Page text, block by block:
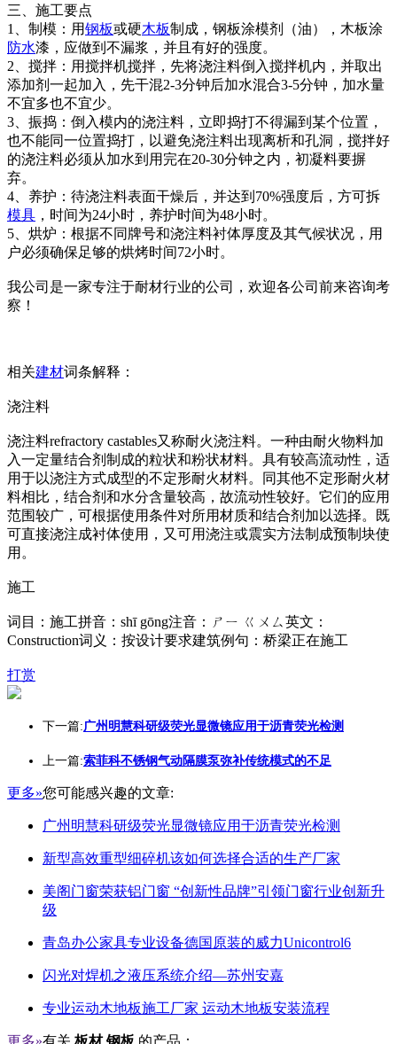
三、施工要点
1、制模：用钢板或硬木板制成，钢板涂模剂（油），木板涂
防水漆，应做到不漏浆，并且有好的强度。
2、搅拌：用搅拌机搅拌，先将浇注料倒入搅拌机内，并取出
添加剂一起加入，先干混2-3分钟后加水混合3-5分钟，加水量
不宜多也不宜少。
3、振捣：倒入模内的浇注料，立即捣打不得漏到某个位置，
也不能同一位置捣打，以避免浇注料出现离析和孔洞，搅拌好
的浇注料必须从加水到用完在20-30分钟之内，初凝料要摒
弃。
4、养护：待浇注料表面干燥后，并达到70%强度后，方可拆
模具 ，时间为24小时，养护时间为48小时。
5、烘炉：根据不同牌号和浇注料衬体厚度及其气候状况，用
户必须确保足够的烘烤时间72小时。
我公司是一家专注于耐材行业的公司，欢迎各公司前来咨询考
察！
相关建材词条解释：
浇注料
浇注料refractory castables又称耐火浇注料。一种由耐火物料加
入一定量结合剂制成的粒状和粉状材料。具有较高流动性，适
用于以浇注方式成型的不定形耐火材料。同其他不定形耐火材
料相比，结合剂和水分含量较高，故流动性较好。它们的应用
范围较广，可根据使用条件对所用材质和结合剂加以选择。既
可直接浇注成衬体使用，又可用浇注或震实方法制成预制块使
用。
施工
词目：施工拼音：shī gōng注音：ㄕㄧ ㄍㄨㄙ英文：
Construction词义：按设计要求建筑例句：桥梁正在施工
打赏
下一篇:广州明慧科研级荧光显微镜应用于沥青荧光检测
上一篇:索菲科不锈钢气动隔膜泵弥补传统模式的不足
更多»您可能感兴趣的文章:
广州明慧科研级荧光显微镜应用于沥青荧光检测
新型高效重型细碎机该如何选择合适的生产厂家
美阁门窗荣获铝门窗 “创新性品牌”引领门窗行业创新升
级
青岛办公家具专业设备德国原装的威力Unicontrol6
闪光对焊机之液压系统介绍—苏州安嘉
专业运动木地板施工厂家 运动木地板安装流程
更多»有关 板材 钢板 的产品：